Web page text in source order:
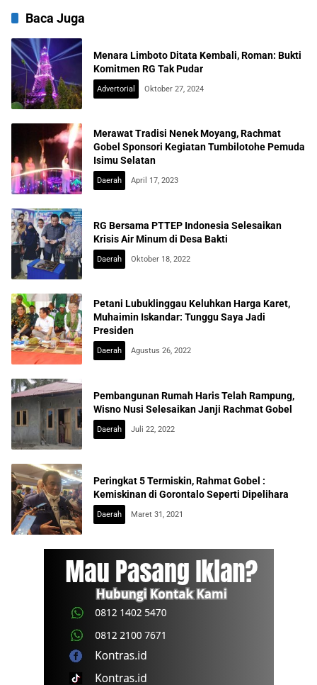
Baca Juga
Menara Limboto Ditata Kembali, Roman: Bukti
Komitmen RG Tak Pudar
Advertorial Oktober 27, 2024
Merawat Tradisi Nenek Moyang, Rachmat
Gobel Sponsori Kegiatan Tumbilotohe Pemuda
Isimu Selatan
Daerah April 17, 2023
RG Bersama PTTEP Indonesia Selesaikan
Krisis Air Minum di Desa Bakti
Daerah Oktober 18, 2022
Petani Lubuklinggau Keluhkan Harga Karet,
Muhaimin Iskandar: Tunggu Saya Jadi
Presiden
Daerah Agustus 26, 2022
Pembangunan Rumah Haris Telah Rampung,
Wisno Nusi Selesaikan Janji Rachmat Gobel
Daerah Juli 22, 2022
Peringkat 5 Termiskin, Rahmat Gobel :
Kemiskinan di Gorontalo Seperti Dipelihara
Daerah Maret 31, 2021